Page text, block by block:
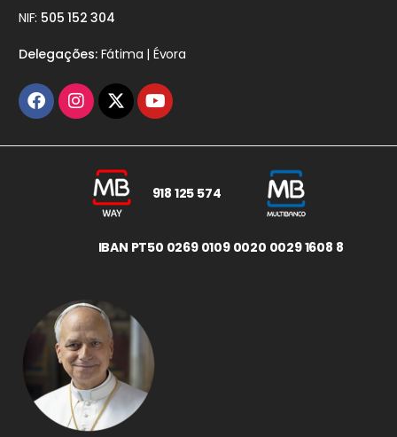
NIF: 505 152 304
Delegações:Fátima | Évora
918 125 574
IBAN PT50 0269 0109 0020 0029 1608 8